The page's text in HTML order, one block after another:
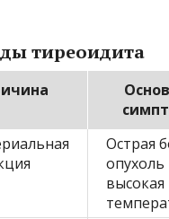
тиреоидита
Острая
высокая